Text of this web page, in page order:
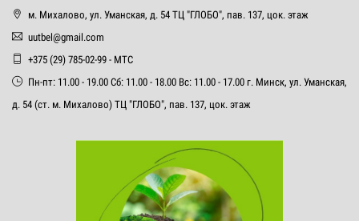
м. Михалово, ул. Уманская, д. 54 ТЦ "ГЛОБО", пав. 137, цок. этаж
uutbel@gmail.com
+375 (29) 785-02-99 - МТС
Пн-пт: 11.00 - 19.00 Сб: 11.00 - 18.00 Вс: 11.00 - 17.00 г. Минск, ул. Уманская,
д. 54 (ст. м. Михалово) ТЦ "ГЛОБО", пав. 137, цок. этаж